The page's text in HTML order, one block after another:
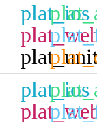
plat_ios
plat_web
plat_ios
plat_web